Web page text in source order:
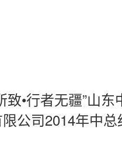
致•行者无疆”山东
公司2014年中总